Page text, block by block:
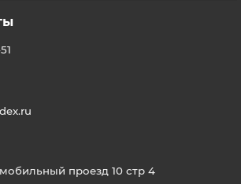
проезд 10 стр 4